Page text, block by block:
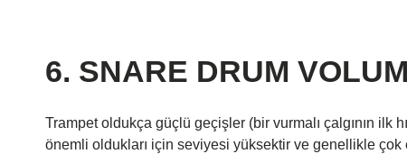
6. SNARE DRUM
Trampet oldukça güçlü geçişler (bir vurmalı çalgının ilk
önemli oldukları için seviyesi yüksektir ve genellikle çok